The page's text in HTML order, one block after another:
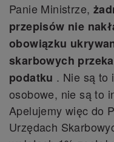
Panie Ministrze,
przepisów nie
obowiązku
skarbowych
podatku . Nie są to
osobowe, nie są to
Apelujemy więc do
Urzędach